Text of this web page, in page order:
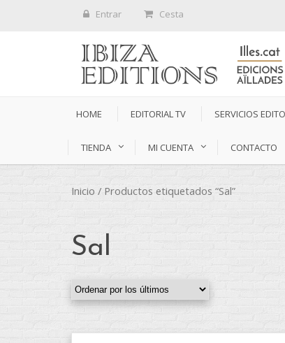
Entrar Cesta
HOME EDITORIAL TV SERVICIOS
TIENDA MI CUENTA CONTACTO
Inicio / Productos etiquetados “Sal”
Sal